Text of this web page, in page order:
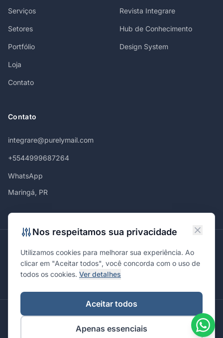
Serviços
Setores
Portfólio
Loja
Contato
Revista Integrare
Hub de Conhecimento
Design System
Contato
integrare@purelymail.com
+5544999687264
WhatsApp
Maringá, PR
MaringáCuritibaSão PauloLondrinaCascavelPonta Grossa
Florianópolis BrasíliaJoinvilleCampinas
© 2026 Integrare. Marketing de Verdade. Todos os direitos
reservados.
Nos respeitamos sua privacidade
Utilizamos cookies para melhorar sua experiência. Ao
clicar em "Aceitar todos", você concorda com o uso de
todos os cookies. Ver detalhes
Aceitar todos
Apenas essenciais